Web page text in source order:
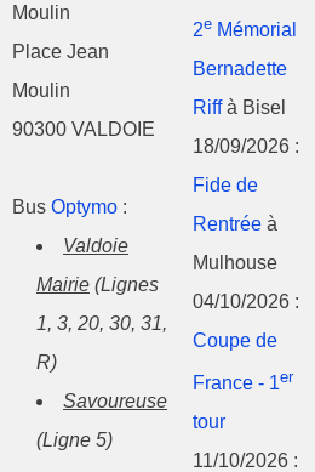
Moulin
Place Jean
Moulin
90300 VALDOIE
Bus Optymo :
Valdoie
Mairie (Lignes
1, 3, 20, 30, 31,
R)
Savoureuse
(Ligne 5)
2e Mémorial
Bernadette
Riffà Bisel
18/09/2026 :
Fide de
Rentrée à
Mulhouse
04/10/2026 :
Coupe de
France - 1er
tour
11/10/2026 :